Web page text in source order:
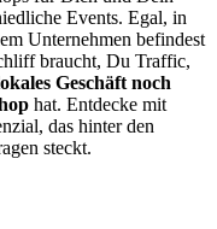
Events. Egal, in
Unternehmen befindest
braucht, Du Traffic,
Geschäft noch
hat. Entdecke mit
das hinter den
steckt.